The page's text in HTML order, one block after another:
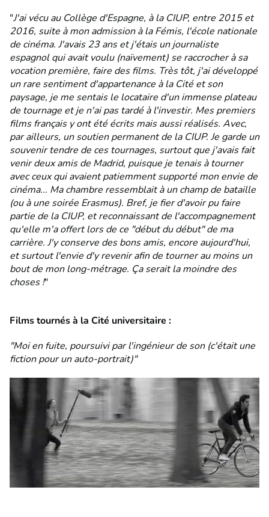
"J'ai vécu au Collège d'Espagne, à la CIUP, entre 2015 et
2016, suite à mon admission à la Fémis, l'école nationale
de cinéma. J'avais 23 ans et j'étais un journaliste
espagnol qui avait voulu (naïvement) se raccrocher à sa
vocation première, faire des films. Très tôt, j'ai développé
un rare sentiment d'appartenance à la Cité et son
paysage, je me sentais le locataire d'un immense plateau
de tournage et je n'ai pas tardé à l'investir. Mes premiers
films français y ont été écrits mais aussi réalisés. Avec,
par ailleurs, un soutien permanent de la CIUP. Je garde un
souvenir tendre de ces tournages, surtout que j'avais fait
venir deux amis de Madrid, puisque je tenais à tourner
avec ceux qui avaient patiemment supporté mon envie de
cinéma... Ma chambre ressemblait à un champ de bataille
(ou à une soirée Erasmus). Bref, je fier d'avoir pu faire
partie de la CIUP, et reconnaissant de l'accompagnement
qu'elle m'a offert lors de ce "début du début" de ma
carrière. J'y conserve des bons amis, encore aujourd'hui,
et surtout l'envie d'y revenir afin de tourner au moins un
bout de mon long-métrage. Ça serait la moindre des
choses !"
Films tournés à la Cité universitaire :
"Moi en fuite, poursuivi par l'ingénieur de son (c'était une
fiction pour un auto-portrait)"